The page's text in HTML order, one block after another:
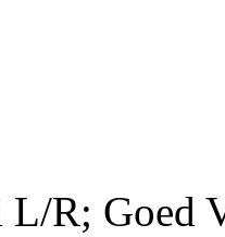
L/R; Goed